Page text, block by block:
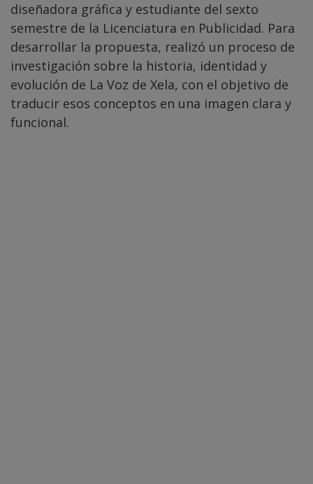
diseñadora gráfica y estudiante del sexto
semestre de la Licenciatura en Publicidad. Para
desarrollar la propuesta, realizó un proceso de
investigación sobre la historia, identidad y
evolución de La Voz de Xela, con el objetivo de
traducir esos conceptos en una imagen clara y
funcional.